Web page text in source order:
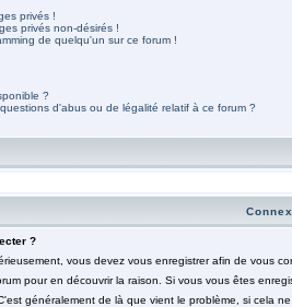
privés !
privés non-désirés !
de quelqu'un sur ce forum !
?
d'abus ou de légalité relatif à ce forum ?
?
vous devez vous enregistrer afin de vous
pour en découvrir la raison. Si vous vous êtes
généralement de là que vient le problème, si cela